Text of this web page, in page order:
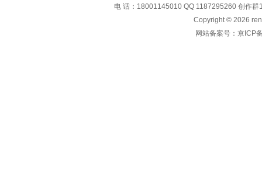
电 话：18001145010 QQ 1187295260 创作
Copyright © 2026
网站备案号：京ICP